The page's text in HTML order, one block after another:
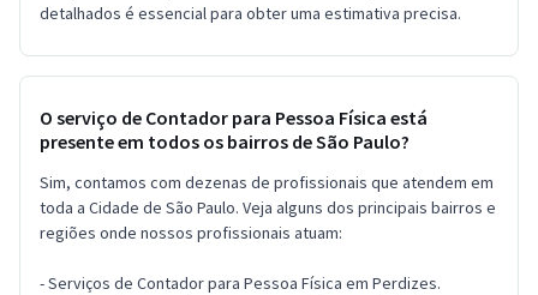
detalhados é essencial para obter uma estimativa precisa.
O serviço de Contador para Pessoa Física está
presente em todos os bairros de São Paulo?
Sim, contamos com dezenas de profissionais que atendem em
toda a Cidade de São Paulo. Veja alguns dos principais bairros e
regiões onde nossos profissionais atuam:
- Serviços de Contador para Pessoa Física em Perdizes.